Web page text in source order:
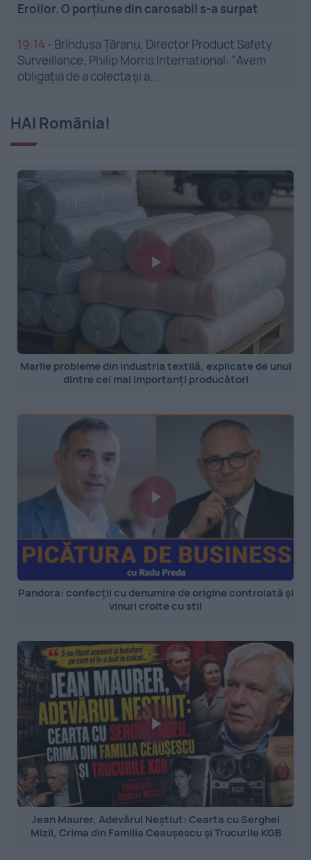
Eroilor. O porțiune din carosabil s-a surpat
19:14 - Brîndușa Țăranu, Director Product Safety
Surveillance, Philip Morris International: "Avem
obligația de a colecta și a...
HAI România!
Marile probleme din industria textilă, explicate de unul
dintre cei mai importanți producători
Pandora: confecții cu denumire de origine controlată și
vinuri croite cu stil
Jean Maurer, Adevărul Neștiut: Cearta cu Serghei
Mizil, Crima din Familia Ceaușescu și Trucurile KGB